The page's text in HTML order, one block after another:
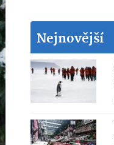
Nejnovější